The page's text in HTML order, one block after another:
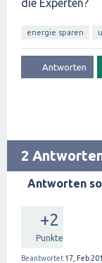
die Experten?
energie sparen
2
Antworten
+2
Punkte
Beantwortet 17, Feb